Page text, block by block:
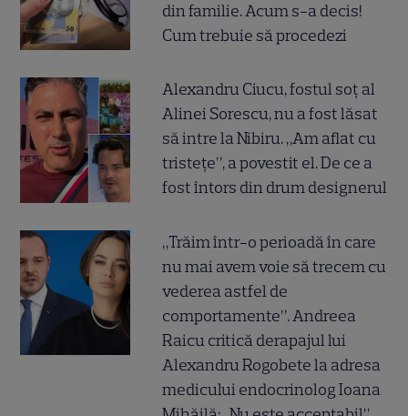
din familie. Acum s-a decis!
Cum trebuie să procedezi
Alexandru Ciucu, fostul soț al
Alinei Sorescu, nu a fost lăsat
să intre la Nibiru. „Am aflat cu
tristețe”, a povestit el. De ce a
fost întors din drum designerul
„Trăim într-o perioadă în care
nu mai avem voie să trecem cu
vederea astfel de
comportamente”. Andreea
Raicu critică derapajul lui
Alexandru Rogobete la adresa
medicului endocrinolog Ioana